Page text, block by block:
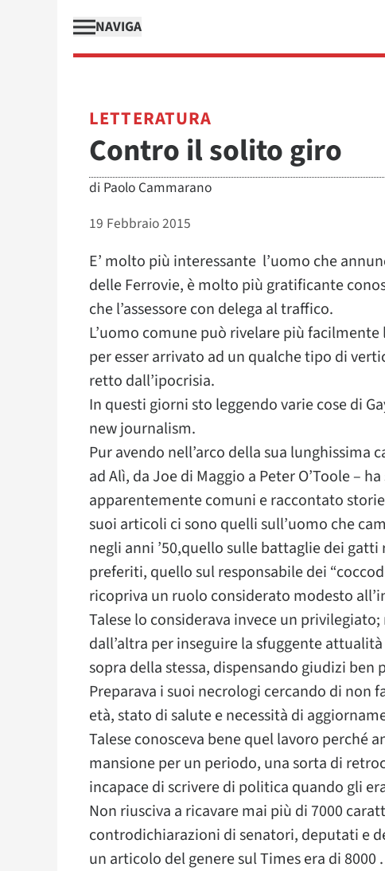
NAVIGA
LETTERATURA
Contro il solito giro
di Paolo Cammarano
19 Febbraio 2015
E’ molto più interessante l’uomo che
delle Ferrovie, è molto più gratificante
che l’assessore con delega al traffico.
L’uomo comune può rivelare più
per esser arrivato ad un qualche tipo di
retto dall’ipocrisia.
In questi giorni sto leggendo varie cose di
new journalism.
Pur avendo nell’arco della sua
ad Alì, da Joe di Maggio a Peter O’Toole –
apparentemente comuni e raccontato
suoi articoli ci sono quelli sull’uomo che
negli anni ’50,quello sulle battaglie dei
preferiti, quello sul responsabile dei
ricopriva un ruolo considerato modesto
Talese lo considerava invece un
dall’altra per inseguire la sfuggente
sopra della stessa, dispensando giudizi ben
Preparava i suoi necrologi cercando di
età, stato di salute e necessità di
Talese conosceva bene quel lavoro perché
mansione per un periodo, una sorta di
incapace di scrivere di politica quando gli
Non riusciva a ricavare mai più di 7000
controdichiarazioni di senatori, deputati e
un articolo del genere sul Times era di